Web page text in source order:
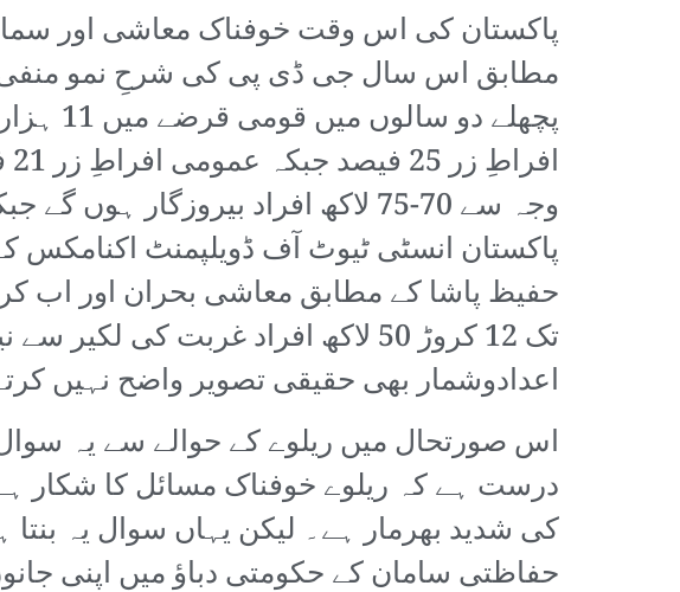
پاکستان کی اس وقت خوفناک معاشی اور
وجہ سے 70-75 لاکھ افراد
تک 12 کروڑ 50 لاکھ افراد غربت
اعدادوشمار بھی حقیقی تصویر واضح نہیں
درست ہے کہ ریلوے خوفناک مسائل کا شکار
کی شدید بھرمار ہے۔ لیکن یہاں سوال یہ